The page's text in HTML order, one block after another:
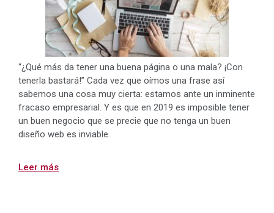
“¿Qué más da tener una buena página o una mala? ¡Con
tenerla bastará!” Cada vez que oímos una frase así
sabemos una cosa muy cierta: estamos ante un inminente
fracaso empresarial. Y es que en 2019 es imposible tener
un buen negocio que se precie que no tenga un buen
diseño web es inviable.
Leer más